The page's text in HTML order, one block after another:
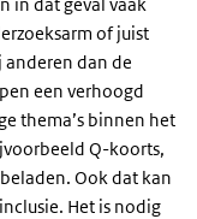
of juist
dan de
een verhoogd
thema’s binnen het
Q-koorts,
Ook dat kan
Het is nodig